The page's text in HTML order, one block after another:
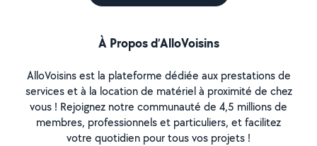
À Propos d’AlloVoisins
AlloVoisins est la plateforme dédiée aux prestations de
services et à la location de matériel à proximité de chez
vous ! Rejoignez notre communauté de 4,5 millions de
membres, professionnels et particuliers, et facilitez
votre quotidien pour tous vos projets !